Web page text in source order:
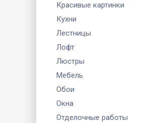
Красивые картинки
Кухни
Лестницы
Лофт
Люстры
Мебель
Обои
Окна
Отделочные работы